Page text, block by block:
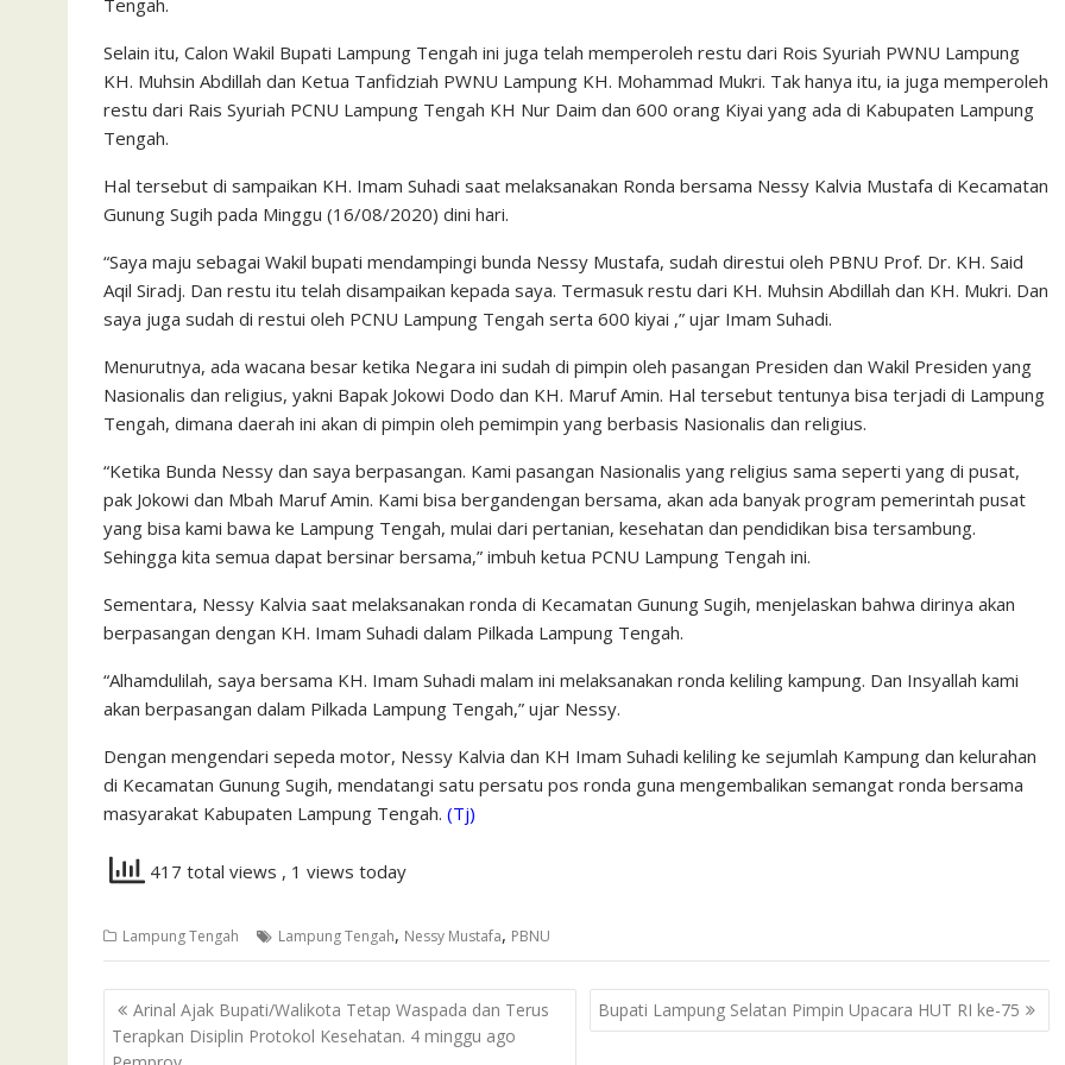
Tengah.
Selain itu, Calon Wakil Bupati Lampung Tengah ini juga telah memperoleh restu dari Rois Syuriah PWNU Lampung
KH. Muhsin Abdillah dan Ketua Tanfidziah PWNU Lampung KH. Mohammad Mukri. Tak hanya itu, ia juga memperoleh
restu dari Rais Syuriah PCNU Lampung Tengah KH Nur Daim dan 600 orang Kiyai yang ada di Kabupaten Lampung
Tengah.
Hal tersebut di sampaikan KH. Imam Suhadi saat melaksanakan Ronda bersama Nessy Kalvia Mustafa di Kecamatan
Gunung Sugih pada Minggu (16/08/2020) dini hari.
“Saya maju sebagai Wakil bupati mendampingi bunda Nessy Mustafa, sudah direstui oleh PBNU Prof. Dr. KH. Said
Aqil Siradj. Dan restu itu telah disampaikan kepada saya. Termasuk restu dari KH. Muhsin Abdillah dan KH. Mukri. Dan
saya juga sudah di restui oleh PCNU Lampung Tengah serta 600 kiyai ,” ujar Imam Suhadi.
Menurutnya, ada wacana besar ketika Negara ini sudah di pimpin oleh pasangan Presiden dan Wakil Presiden yang
Nasionalis dan religius, yakni Bapak Jokowi Dodo dan KH. Maruf Amin. Hal tersebut tentunya bisa terjadi di Lampung
Tengah, dimana daerah ini akan di pimpin oleh pemimpin yang berbasis Nasionalis dan religius.
“Ketika Bunda Nessy dan saya berpasangan. Kami pasangan Nasionalis yang religius sama seperti yang di pusat,
pak Jokowi dan Mbah Maruf Amin. Kami bisa bergandengan bersama, akan ada banyak program pemerintah pusat
yang bisa kami bawa ke Lampung Tengah, mulai dari pertanian, kesehatan dan pendidikan bisa tersambung.
Sehingga kita semua dapat bersinar bersama,” imbuh ketua PCNU Lampung Tengah ini.
Sementara, Nessy Kalvia saat melaksanakan ronda di Kecamatan Gunung Sugih, menjelaskan bahwa dirinya akan
berpasangan dengan KH. Imam Suhadi dalam Pilkada Lampung Tengah.
“Alhamdulilah, saya bersama KH. Imam Suhadi malam ini melaksanakan ronda keliling kampung. Dan Insyallah kami
akan berpasangan dalam Pilkada Lampung Tengah,” ujar Nessy.
Dengan mengendari sepeda motor, Nessy Kalvia dan KH Imam Suhadi keliling ke sejumlah Kampung dan kelurahan
di Kecamatan Gunung Sugih, mendatangi satu persatu pos ronda guna mengembalikan semangat ronda bersama
masyarakat Kabupaten Lampung Tengah. (Tj)
417 total views , 1 views today
Lampung Tengah Lampung Tengah, Nessy Mustafa, PBNU
Navigasi
pos
Arinal Ajak Bupati/Walikota Tetap Waspada dan Terus
Terapkan Disiplin Protokol Kesehatan. 4 minggu ago
Bupati Lampung Selatan Pimpin Upacara HUT RI ke-75